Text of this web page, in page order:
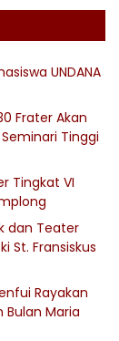
UNDANA
Frater Akan
Tinggi
Tingkat VI
dan Teater
St. Fransiskus
Rayakan
Maria